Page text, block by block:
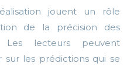
jouent un rôle
de la précision des
Les lecteurs peuvent
sur les prédictions qui se